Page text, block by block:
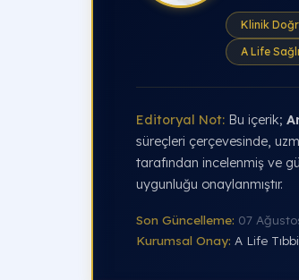
Klinik
A Life
Editoryal Not: Bu içerik;
süreçleri çerçevesinde,
tarafından incelenmiş ve
uygunluğu onaylanmıştır.
Son Güncelleme: 07
Kurumsal Onay: A Life